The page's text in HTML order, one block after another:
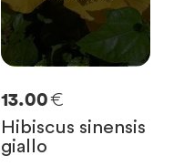
13.00€
Hibiscus sinensis
giallo